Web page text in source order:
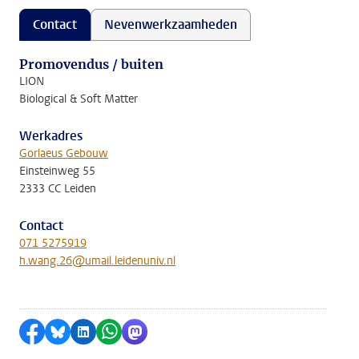
Contact Nevenwerkzaamheden
Promovendus / buiten
LION
Biological & Soft Matter
Werkadres
Gorlaeus Gebouw
Einsteinweg 55
2333 CC Leiden
Contact
071 5275919
h.wang.26@umail.leidenuniv.nl
Delen op Facebook
Delen via Bluesky
Delen op LinkedIn
Delen via WhatsApp
Delen via Mastodon